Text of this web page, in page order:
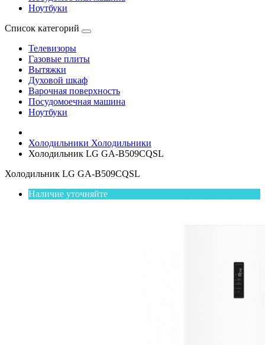
Ноутбуки
Список категорий
Телевизоры
Газовые плиты
Вытяжки
Духовой шкаф
Варочная поверхность
Посудомоечная машина
Ноутбуки
Холодильники Холодильники
Холодильник LG GA-B509CQSL
Холодильник LG GA-B509CQSL
Наличие уточняйте